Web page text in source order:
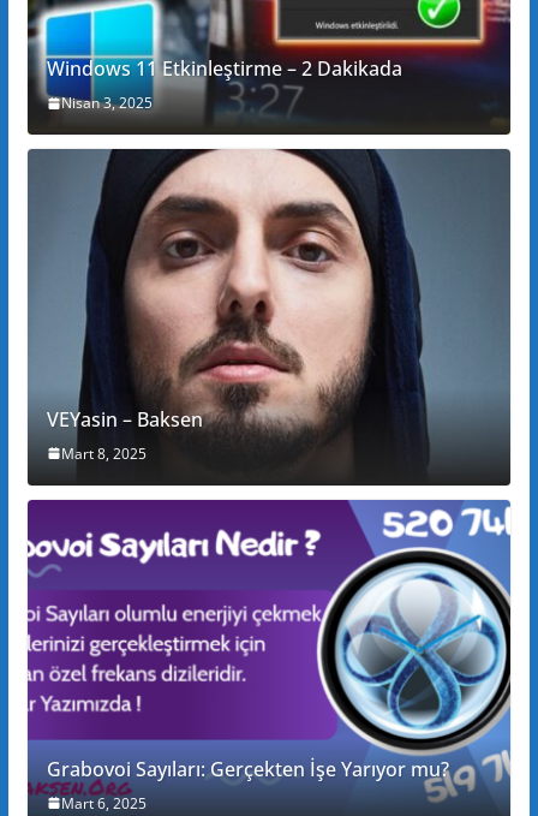
Windows 11 Etkinleştirme – 2 Dakikada
Nisan 3, 2025
VEYasin – Baksen
Mart 8, 2025
Grabovoi Sayıları: Gerçekten İşe Yarıyor mu?
Mart 6, 2025